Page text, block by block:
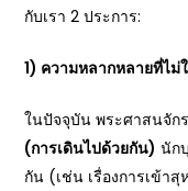
กับเรา 2 ประการ:
1) ความหลากหลายที่ไ
ในปัจจุบัน พระศาสนจัก
(การเดินไปด้วยกัน) นัก
กัน (เช่น เรื่องการเข้า